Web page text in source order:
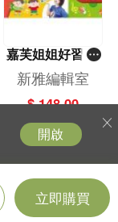
立即購買
嘉芙姐姐好習慣
兒歌小手機
新雅編輯室
$ 148.00
開啟